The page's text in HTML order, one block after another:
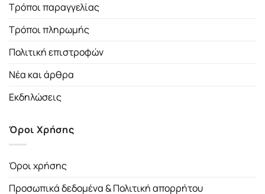
Τρόποι παραγγελίας
Τρόποι πληρωμής
Πολιτική επιστροφών
Νέα και άρθρα
Εκδηλώσεις
Όροι Χρήσης
Όροι χρήσης
Προσωπικά δεδομένα & Πολιτική απορρήτου